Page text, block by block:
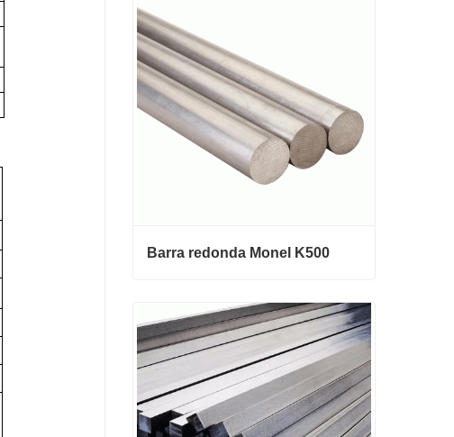
S31803 Placa
Contactar ahora
Barra redonda Monel K500
Barra redonda Monel K500
Contactar ahora